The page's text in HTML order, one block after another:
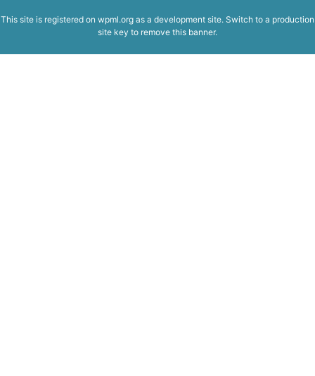
This site is registered on wpml.org as a development site. Switch to a production
site key to remove this banner.